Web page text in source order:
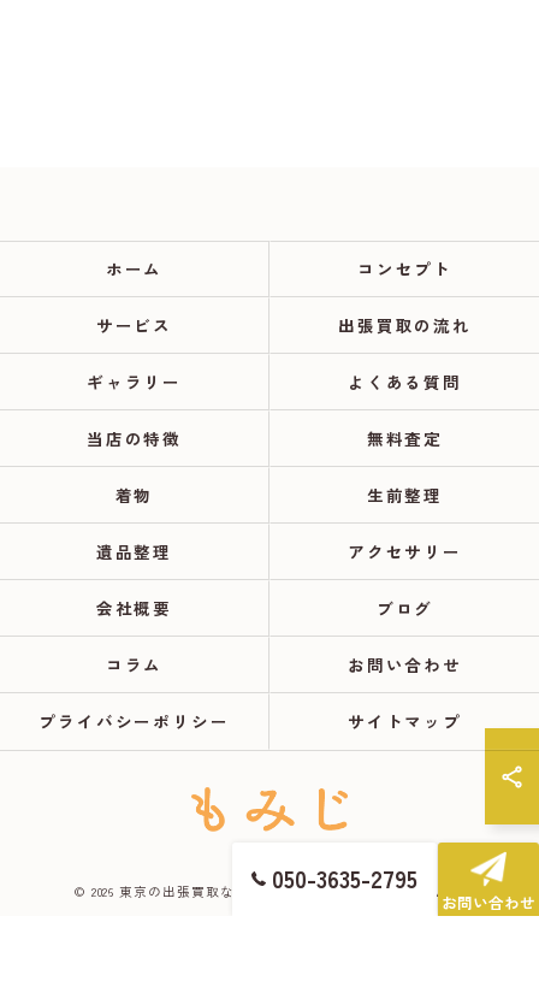
050-3635-2795
お問い合わせ
ホーム コンセプト
サービス 出張買取の流れ
ギャラリー よくある質問
当店の特徴 無料査定
着物 生前整理
遺品整理 アクセサリー
会社概要 ブログ
コラム お問い合わせ
プライバシーポリシー サイトマップ
© 2026 東京の出張買取ならもみじ ALL RIGHTS RESERVED.